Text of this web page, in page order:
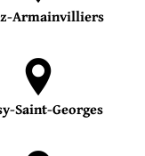
Armainvilliers
Saint-Georges